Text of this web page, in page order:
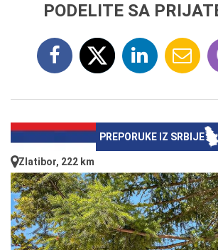
PODELITE SA
PREPORUKE IZ SRBIJE
Zlatibor, 222 km